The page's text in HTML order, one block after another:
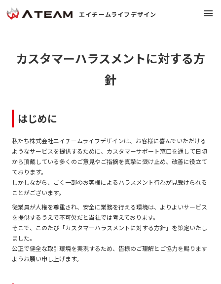
エイチームライフデザイン menu
ニュース chevron_right
採用情報open_in_new
open_in_new chevron_right
カスタマーハラスメントに対する方
針
はじめに
私たち株式会社エイチームライフデザインは、お客様に喜んでいただける
ようなサービスを提供するために、カスタマーサポート窓口を通して日頃
から頂戴している多くのご意見やご指摘を真摯に受け止め、改善に役立て
ております。
しかしながら、ごく一部のお客様によるハラスメント行為が見受けられる
ことがございます。
従業員が人権を尊重され、安全に業務を行える環境は、よりよいサービス
を提供するうえで不可欠だと当社では考えております。
そこで、このたび「カスタマーハラスメントに対する方針」を策定いたし
ました。
公正で健全な取引環境を実現するため、皆様のご理解とご協力を賜ります
ようお願い申し上げます。